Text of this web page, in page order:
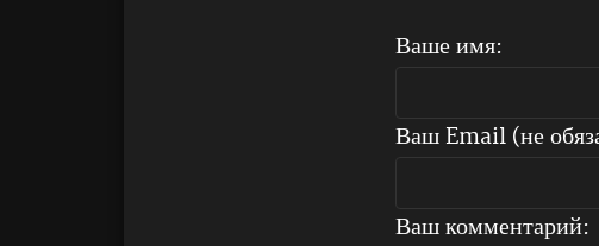
Ваше имя:
Ваш Email (не
Ваш комментарий: